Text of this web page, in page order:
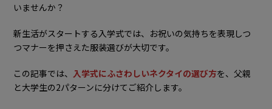
いませんか？
新生活がスタートする入学式では、お祝いの気持ちを表現しつ
つマナーを押さえた服装選びが大切です。
この記事では、 入学式にふさわしいネクタイの選び方を、父親
と大学生の2パターンに分けてご紹介します。